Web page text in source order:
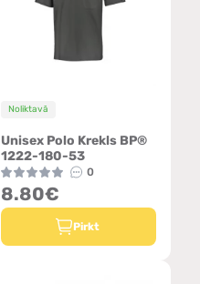
Noliktavā
Unisex Polo Krekls BP®
1222-180-53
0
8.80€
Pirkt